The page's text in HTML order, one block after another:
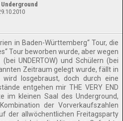
in Baden-Württemberg“ Tour, die
Tour beworben wurde, aber wegen
UNDERTOW) und Schülern (bei
Zeitraum gelegt wurde, fällt in
losgebraust, doch durch eine
entgehen mir THE VERY END
im kleinen Saal des Underground,
der Vorverkaufszahlen
der allwöchentlichen Freitagsparty